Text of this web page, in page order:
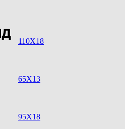
110Х18
65Х13
95Х18